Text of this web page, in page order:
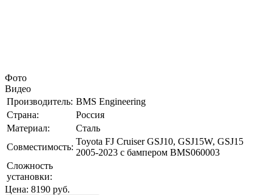
Фото
Видео
Производитель: BMS Engineering
Страна:
Россия
Материал:
Сталь
Совместимость:
Toyota FJ Cruiser GSJ10, GSJ15W, GSJ15
2005-2023 с бампером BMS060003
Сложность
установки:
Цена: 8190 руб.